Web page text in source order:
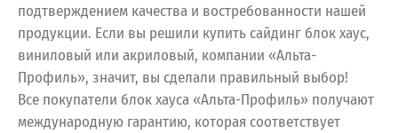
подтверждением качества и востребованности нашей
продукции. Если вы решили купить сайдинг блок хаус,
виниловый или акриловый, компании «Альта-
Профиль», значит, вы сделали правильный выбор!
Все покупатели блок хауса «Альта-Профиль» получают
международную гарантию, которая соответствует